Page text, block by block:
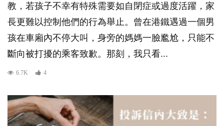
教，若孩子不幸有特殊需要如自閉症或過度活躍，家
長更難以控制他們的行為舉止。曾在港鐵遇過一個男
孩在車廂內不停大叫，身旁的媽媽一臉尷尬，只能不
斷向被打擾的乘客致歉。那刻，我只看...
6.7K 4